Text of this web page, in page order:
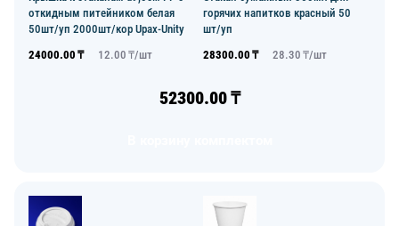
откидным питейником белая
50шт/уп 2000шт/кор Upax-Unity
24000.00 ₸ 12.00 ₸/шт
горячих напитков красный 50
шт/уп
28300.00 ₸ 28.30 ₸/шт
52300.00₸